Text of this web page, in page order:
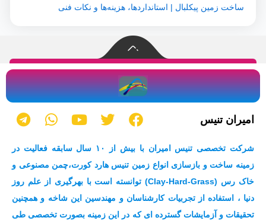
ساخت زمین پیکلبال | استانداردها، هزینه‌ها و نکات فنی
امیران تنیس
F
a
e
b
o
o
k
T
w
t
t
e
r
Y
o
u
t
u
b
e
W
h
a
s
a
p
p
T
e
g
r
a
m
شرکت تخصصی تنیس امیران با بیش از ۱۰ سال سابقه فعالیت در
زمینه ساخت و بازسازی انواع زمین تنیس هارد کورت،چمن مصنوعی و
خاک رس (Clay-Hard-Grass) توانسته است با بهرگیری از علم روز
دنیا ، استفاده از تجربیات کارشناسان و مهندسین این شاخه و همچنین
تحقیقات و آزمایشات گسترده ای که در این زمینه بصورت تخصصی طی